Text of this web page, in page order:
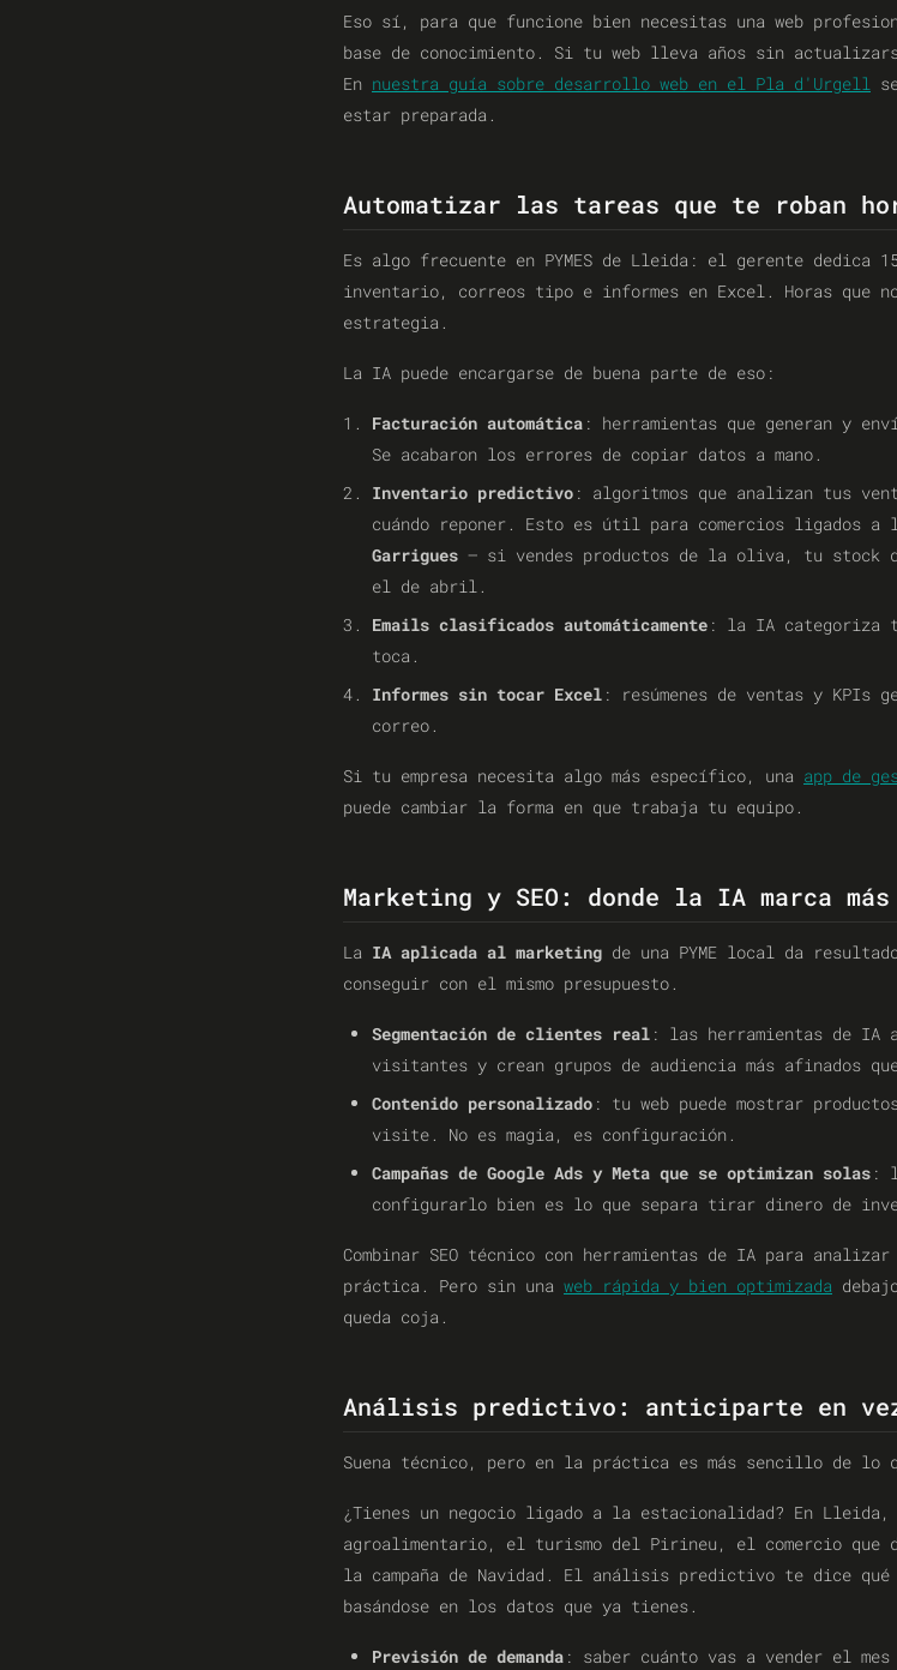
Eso sí, para que funcione bien necesitas una web
base de conocimiento. Si tu web lleva años sin
En nuestra guía sobre desarrollo web en el Pla d'Urgell
estar preparada.
Automatizar las tareas que te roban
Es algo frecuente en PYMES de Lleida: el gerente dedica
inventario, correos tipo e informes en Excel. Horas que
estrategia.
La IA puede encargarse de buena parte de eso:
Facturación automática : herramientas que generan y
Se acabaron los errores de copiar datos a mano.
Inventario predictivo : algoritmos que analizan tus
cuándo reponer. Esto es útil para comercios ligados a
Garrigues — si vendes productos de la oliva, tu stock
el de abril.
Emails clasificados automáticamente : la IA categoriza
toca.
Informes sin tocar Excel : resúmenes de ventas y KPIs
correo.
Si tu empresa necesita algo más específico, una app de
puede cambiar la forma en que trabaja tu equipo.
Marketing y SEO: donde la IA marca
La IA aplicada al marketing de una PYME local da
conseguir con el mismo presupuesto.
Segmentación de clientes real : las herramientas de IA
visitantes y crean grupos de audiencia más afinados
Contenido personalizado : tu web puede mostrar
visite. No es magia, es configuración.
Campañas de Google Ads y Meta que se optimizan solas :
configurarlo bien es lo que separa tirar dinero de
Combinar SEO técnico con herramientas de IA para analizar
práctica. Pero sin una web rápida y bien optimizada
queda coja.
Análisis predictivo: anticiparte en
Suena técnico, pero en la práctica es más sencillo de lo
¿Tienes un negocio ligado a la estacionalidad? En
agroalimentario, el turismo del Pirineu, el comercio que
la campaña de Navidad. El análisis predictivo te dice qué
basándose en los datos que ya tienes.
Previsión de demanda : saber cuánto vas a vender el